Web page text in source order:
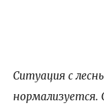
Ситуация с
нормализуется.